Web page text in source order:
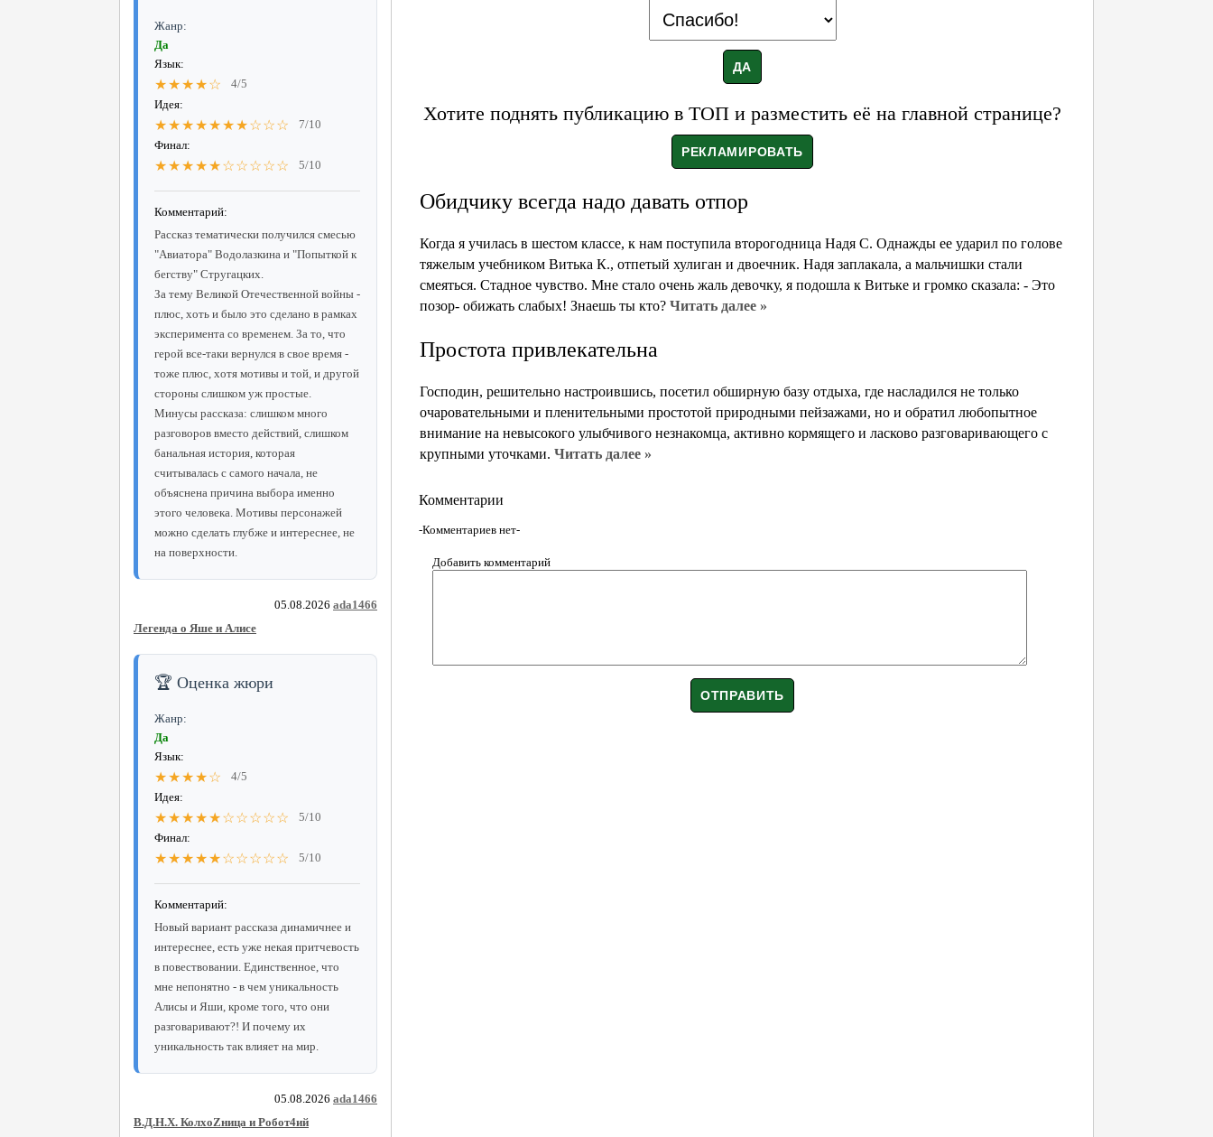
Жанр:
Да
Язык:
★★★★☆
4/5
Идея:
★★★★★★★☆☆☆
7/10
Финал:
★★★★★☆☆☆☆☆ 5/10
Комментарий:
Рассказ тематически получился смесью
"Авиатора" Водолазкина и "Попыткой к
бегству" Стругацких.
За тему Великой Отечественной войны -
плюс, хоть и было это сделано в рамках
эксперимента со временем. За то, что
герой все-таки вернулся в свое время -
тоже плюс, хотя мотивы и той, и другой
стороны слишком уж простые.
Минусы рассказа: слишком много
разговоров вместо действий, слишком
банальная история, которая
считывалась с самого начала, не
объяснена причина выбора именно
этого человека. Мотивы персонажей
можно сделать глубже и интереснее, не
на поверхности.
05.08.2026 ada1466
Легенда о Яше и Алисе
🏆 Оценка жюри
Жанр:
Да
Язык:
★★★★☆
4/5
Идея:
★★★★★☆☆☆☆☆
5/10
Финал:
★★★★★☆☆☆☆☆ 5/10
Комментарий:
Новый вариант рассказа динамичнее и
интереснее, есть уже некая притчевость
в повествовании. Единственное, что
мне непонятно - в чем уникальность
Алисы и Яши, кроме того, что они
разговаривают?! И почему их
уникальность так влияет на мир.
05.08.2026 ada1466
В.Д.Н.Х. КолхоZница и Робот4ий
Хотите поднять публикацию в ТОП и разместить её на главной странице?
Обидчику всегда надо давать отпор
Когда я училась в шестом классе, к нам поступила второгодница Надя С. Однажды ее ударил по голове
тяжелым учебником Витька К., отпетый хулиган и двоечник. Надя заплакала, а мальчишки стали
смеяться. Стадное чувство. Мне стало очень жаль девочку, я подошла к Витьке и громко сказала: - Это
позор- обижать слабых! Знаешь ты кто? Читать далее »
Простота привлекательна
Господин, решительно настроившись, посетил обширную базу отдыха, где насладился не только
очаровательными и пленительными простотой природными пейзажами, но и обратил любопытное
внимание на невысокого улыбчивого незнакомца, активно кормящего и ласково разговаривающего с
крупными уточками. Читать далее »
Комментарии
-Комментариев нет-
Добавить комментарий